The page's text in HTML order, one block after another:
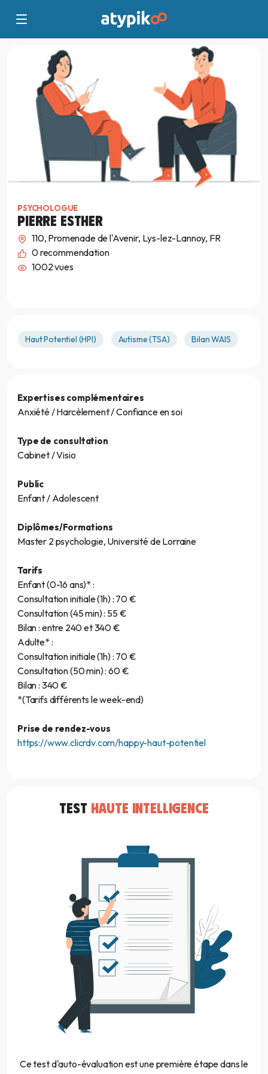
PSYCHOLOGUE
PIERRE ESTHER
110, Promenade de l'Avenir, Lys-lez-Lannoy, FR
0recommendation
1002 vues
Haut Potentiel (HPI) Autisme (TSA) Bilan WAIS
Expertises complémentaires
Anxiété / Harcèlement / Confiance en soi
Type de consultation
Cabinet / Visio
Public
Enfant / Adolescent
Diplômes/Formations
Master 2 psychologie, Université de Lorraine
Tarifs
Enfant (0-16 ans)* :
Consultation initiale (1h) : 70 €
Consultation (45 min) : 55 €
Bilan : entre 240 et 340 €
Adulte* :
Consultation initiale (1h) : 70 €
Consultation (50 min) : 60 €
Bilan : 340 €
*(Tarifs différents le week-end)
Prise de rendez-vous
https://www.clicrdv.com/happy-haut-potentiel
TEST HAUTE INTELLIGENCE
Ce test d'auto-évaluation est une première étape dans le